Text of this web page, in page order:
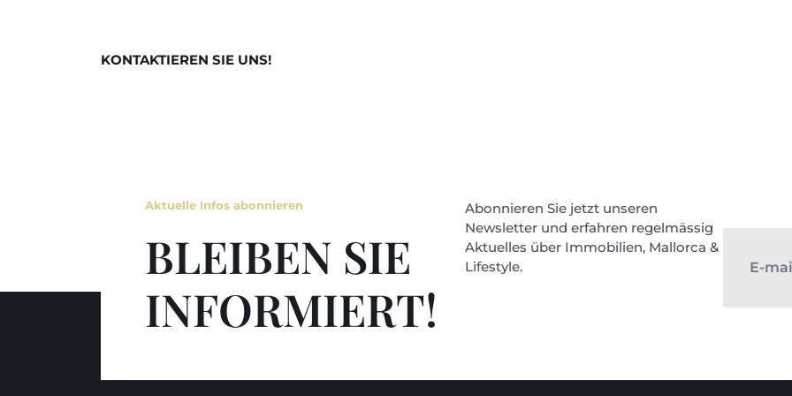
KONTAKTIEREN SIE UNS!
Aktuelle Infos abonnieren
BLEIBEN SIE
INFORMIERT!
Abonnieren Sie jetzt unseren
Newsletter und erfahren regelmässig
Aktuelles über Immobilien, Mallorca &
Lifestyle.